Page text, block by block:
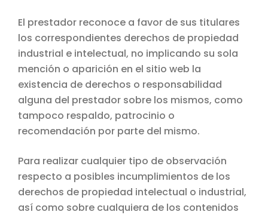
El prestador reconoce a favor de sus titulares
los correspondientes derechos de propiedad
industrial e intelectual, no implicando su sola
mención o aparición en el sitio web la
existencia de derechos o responsabilidad
alguna del prestador sobre los mismos, como
tampoco respaldo, patrocinio o
recomendación por parte del mismo.
Para realizar cualquier tipo de observación
respecto a posibles incumplimientos de los
derechos de propiedad intelectual o industrial,
así como sobre cualquiera de los contenidos